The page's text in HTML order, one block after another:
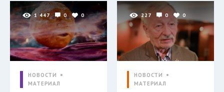
1 447 0 0
НОВОСТИ
МАТЕРИАЛ
227 0 0
НОВОСТИ
МАТЕРИАЛ